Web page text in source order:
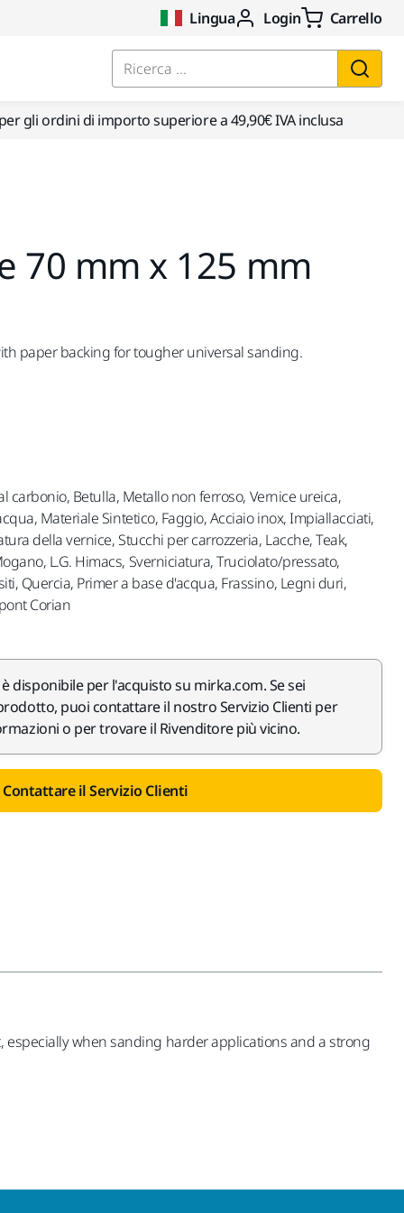
Lingua Login Carrello
Ricerca ...
gli ordini di importo superiore a 49,90€ IVA inclusa
70 mm x 125 mm
paper backing for tougher universal sanding.
carbonio, Betulla, Metallo non ferroso, Vernice ureica,
Materiale Sintetico, Faggio, Acciaio inox, Impiallacciati,
della vernice, Stucchi per carrozzeria, Lacche, Teak,
L.G. Himacs, Sverniciatura, Truciolato/pressato,
Quercia, Primer a base d'acqua, Frassino, Legni duri,
Corian
disponibile per l'acquisto su mirka.com. Se sei
puoi contattare il nostro Servizio Clienti per
o per trovare il Rivenditore più vicino.
Contattare il Servizio Clienti
especially when sanding harder applications and a strong